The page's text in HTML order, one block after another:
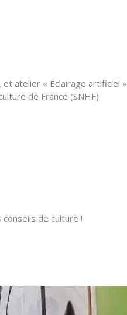
atelier « Eclairage artificiel »
de France (SNHF)
de culture !